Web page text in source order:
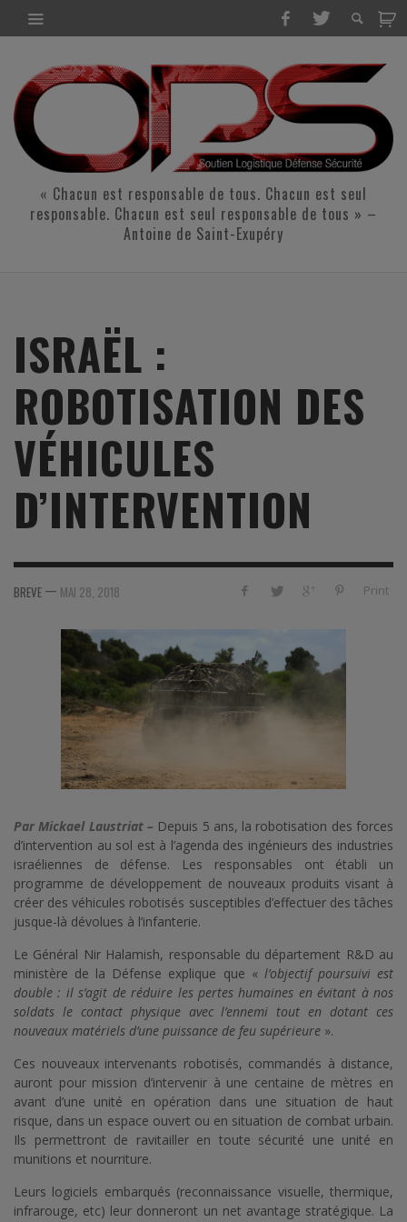
« Chacun est responsable de tous. Chacun est seul
responsable. Chacun est seul responsable de tous » –
Antoine de Saint-Exupéry
ISRAËL :
ROBOTISATION DES
VÉHICULES
D’INTERVENTION
Print
BREVE — MAI 28, 2018
Par Mickael Laustriat – Depuis 5 ans, la robotisation des forces
d’intervention au sol est à l’agenda des ingénieurs des industries
israéliennes de défense. Les responsables ont établi un
programme de développement de nouveaux produits visant à
créer des véhicules robotisés susceptibles d’effectuer des tâches
jusque-là dévolues à l’infanterie.
Le Général Nir Halamish, responsable du département R&D au
ministère de la Défense explique que « l’objectif poursuivi est
double : il s’agit de réduire les pertes humaines en évitant à nos
soldats le contact physique avec l’ennemi tout en dotant ces
nouveaux matériels d’une puissance de feu supérieure ».
Ces nouveaux intervenants robotisés, commandés à distance,
auront pour mission d’intervenir à une centaine de mètres en
avant d’une unité en opération dans une situation de haut
risque, dans un espace ouvert ou en situation de combat urbain.
Ils permettront de ravitailler en toute sécurité une unité en
munitions et nourriture.
Leurs logiciels embarqués (reconnaissance visuelle, thermique,
infrarouge, etc) leur donneront un net avantage stratégique. La